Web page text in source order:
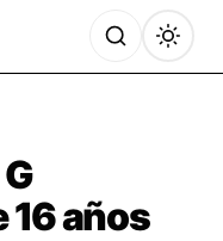
16 años